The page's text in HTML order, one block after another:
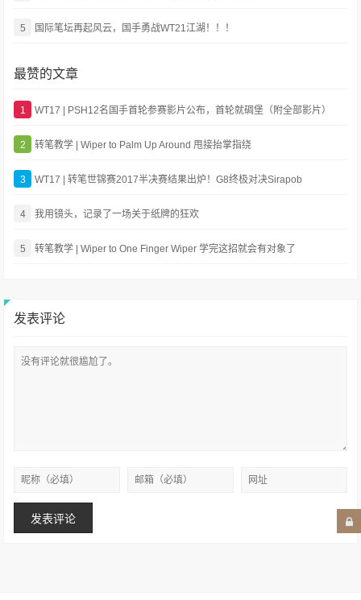
5 国际笔坛再起风云，国手勇战WT21江湖！！！
最赞的文章
1 WT17 | PSH12名国手首轮参赛影片公布，首轮就碉堡（附全部影片）
2 转笔教学 | Wiper to Palm Up Around 甩接抬掌指绕
3 WT17 | 转笔世锦赛2017半决赛结果出炉！G8终极对决Sirapob
4 我用镜头，记录了一场关于纸牌的狂欢
5 转笔教学 | Wiper to One Finger Wiper 学完这招就会有对象了
发表评论